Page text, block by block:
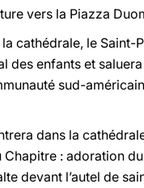
vers la Piazza
cathédrale, le Saint-
des enfants et
sud-
dans la
Chapitre : adoration
devant l’autel de